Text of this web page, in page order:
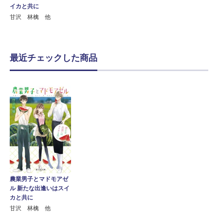
イカと共に
甘沢 林檎 他
最近チェックした商品
農業男子とマドモアゼ
ル 新たな出逢いはスイ
カと共に
甘沢 林檎 他